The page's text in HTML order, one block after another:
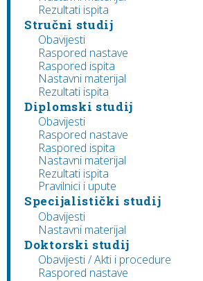
Rezultati ispita
Stručni studij
Obavijesti
Raspored nastave
Raspored ispita
Nastavni materijal
Rezultati ispita
Diplomski studij
Obavijesti
Raspored nastave
Raspored ispita
Nastavni materijal
Rezultati ispita
Pravilnici i upute
Specijalistički studij
Obavijesti
Nastavni materijal
Doktorski studij
Obavijesti / Akti i procedure
Raspored nastave